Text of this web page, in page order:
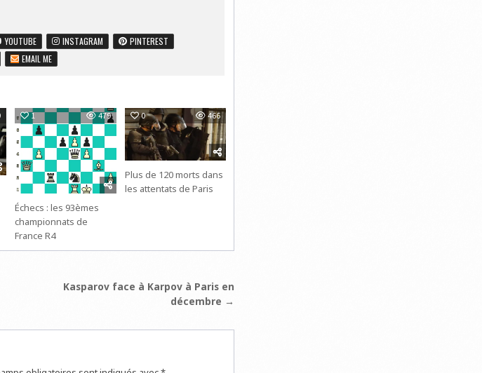
YOUTUBE INSTAGRAM
PINTEREST
EMAIL ME
1 479
Échecs : les 93èmes
championnats de
France R4
0 466
Plus de 120 morts dans
les attentats de Paris
Kasparov face à Karpov à Paris en
décembre →